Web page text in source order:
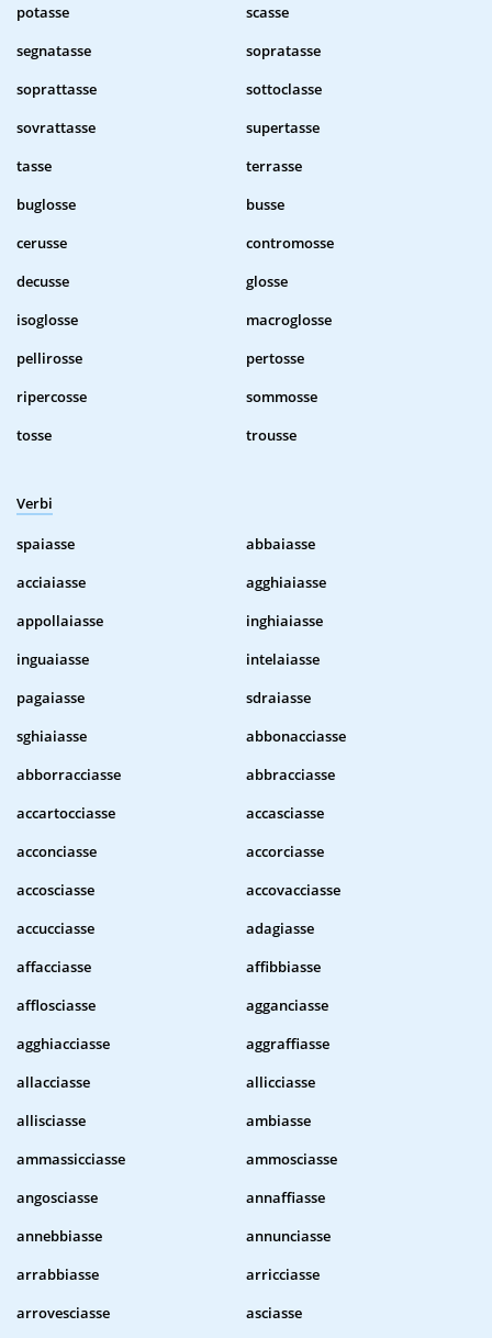
potasse
scasse
segnatasse
sopratasse
soprattasse
sottoclasse
sovrattasse
supertasse
tasse
terrasse
buglosse
busse
cerusse
contromosse
decusse
glosse
isoglosse
macroglosse
pellirosse
pertosse
ripercosse
sommosse
tosse
trousse
Verbi
spaiasse
abbaiasse
acciaiasse
agghiaiasse
appollaiasse
inghiaiasse
inguaiasse
intelaiasse
pagaiasse
sdraiasse
sghiaiasse
abbonacciasse
abborracciasse
abbracciasse
accartocciasse
accasciasse
acconciasse
accorciasse
accosciasse
accovacciasse
accucciasse
adagiasse
affacciasse
affibbiasse
afflosciasse
agganciasse
agghiacciasse
aggraffiasse
allacciasse
allicciasse
allisciasse
ambiasse
ammassicciasse
ammosciasse
angosciasse
annaffiasse
annebbiasse
annunciasse
arrabbiasse
arricciasse
arrovesciasse
asciasse